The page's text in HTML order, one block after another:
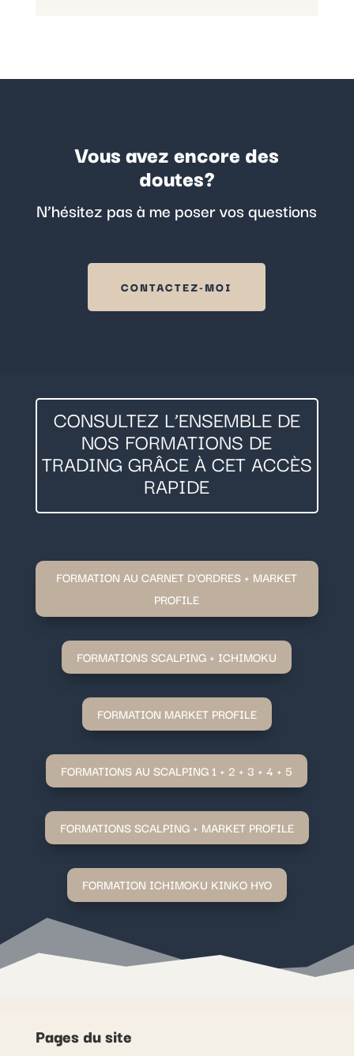
Vous avez encore des
doutes?
N’hésitez pas à me poser vos questions
CONTACTEZ-MOI
CONSULTEZ L’ENSEMBLE DE
NOS FORMATIONS DE
TRADING GRÂCE À CET ACCÈS
RAPIDE
FORMATION AU CARNET D'ORDRES + MARKET
PROFILE
FORMATIONS SCALPING + ICHIMOKU
FORMATION MARKET PROFILE
FORMATIONS AU SCALPING 1 + 2 + 3 + 4 + 5
FORMATIONS SCALPING + MARKET PROFILE
FORMATION ICHIMOKU KINKO HYO
Pages du site